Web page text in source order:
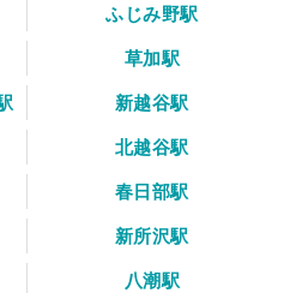
ふじみ野駅
草加駅
新越谷駅
北越谷駅
春日部駅
新所沢駅
八潮駅